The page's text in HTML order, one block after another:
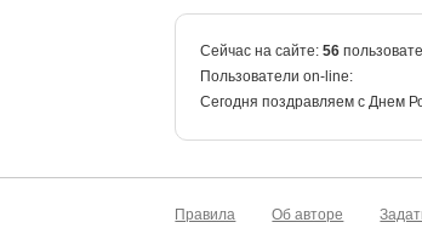
Сейчас на сайте:56
Пользователи on-line:
Cегодня поздравляем с Днем
Правила Об авторе